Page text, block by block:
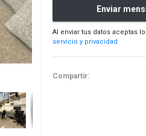
Enviar
Al enviar tus datos aceptas
servicio y privacidad
Compartir: